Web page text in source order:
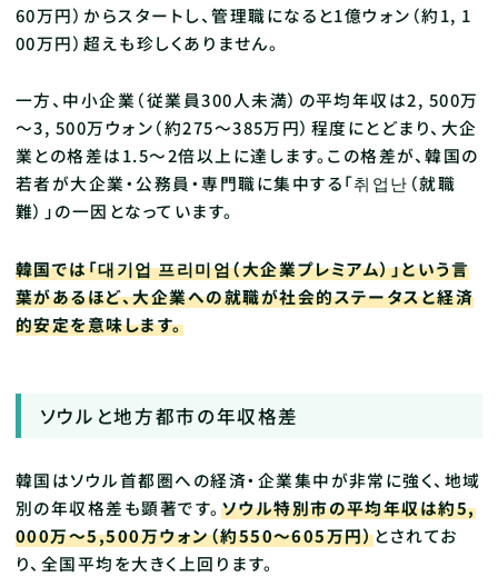
60万円）からスタートし、管理職になると1億ウォン（約1, 1
00万円）超えも珍しくありません。
一方、中小企業（従業員300人未満）の平均年収は2, 500万
～3, 500万ウォン（約275〜385万円）程度にとどまり、大企
業との格差は1.5〜2倍以上に達します。この格差が、韓国の
若者が大企業・公務員・専門職に集中する「취업난（就職
難）」の一因となっています。
韓国では「대기업 프리미엄（大企業プレミアム）」という言
葉があるほど、大企業への就職が社会的ステータスと経済
的安定を意味します。
ソウルと地方都市の年収格差
韓国はソウル首都圏への経済・企業集中が非常に強く、地域
別の年収格差も顕著です。ソウル特別市の平均年収は約5,
000万～5,500万ウォン（約550〜605万円）とされてお
り、全国平均を大きく上回ります。